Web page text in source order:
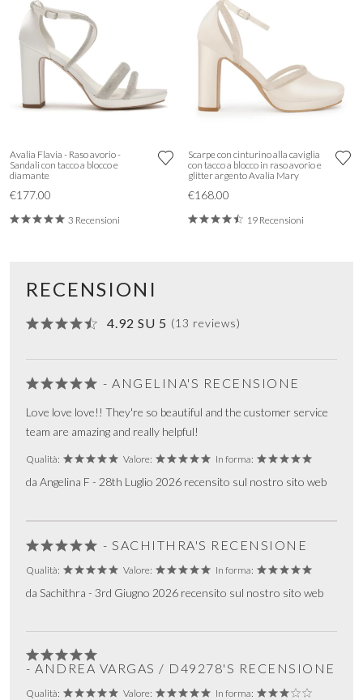
Avalia Flavia - Raso avorio -
Sandali con tacco a blocco e
diamante
€177.00
3 Recensioni
Scarpe con cinturino alla caviglia
con tacco a blocco in raso avorio e
glitter argento Avalia Mary
€168.00
19 Recensioni
RECENSIONI
4.92 SU 5 (13 reviews)
- ANGELINA'S RECENSIONE
Love love love!! They're so beautiful and the customer service
team are amazing and really helpful!
Qualità: Valore: In forma:
da Angelina F - 28th Luglio 2026 recensito sul nostro sito web
- SACHITHRA'S RECENSIONE
Qualità: Valore: In forma:
da Sachithra - 3rd Giugno 2026 recensito sul nostro sito web
- ANDREA VARGAS / D49278'S RECENSIONE
Qualità: Valore: In forma: